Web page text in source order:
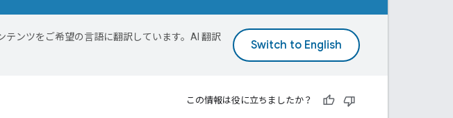
テンツをご希望の言語に翻訳しています。AI 翻訳
この情報は役に立ちましたか？